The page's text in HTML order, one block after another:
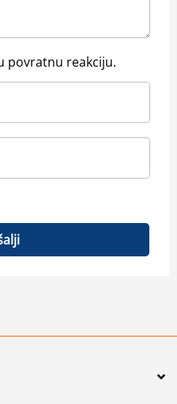
povratnu reakciju.